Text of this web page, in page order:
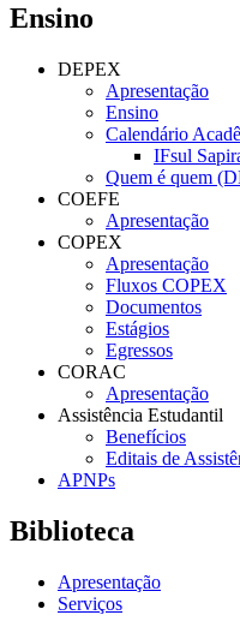
Ensino
DEPEX
Apresentação
Ensino
Calendário
IFsul
Quem é quem
COEFE
Apresentação
COPEX
Apresentação
Fluxos COPEX
Documentos
Estágios
Egressos
CORAC
Apresentação
Assistência Estudantil
Benefícios
Editais de
APNPs
Biblioteca
Apresentação
Serviços